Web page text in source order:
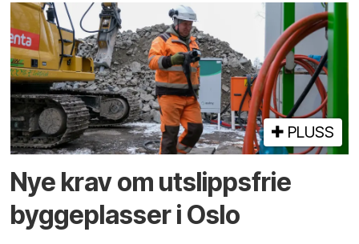
PLUSS
Nye krav om utslippsfrie
byggeplasser i Oslo